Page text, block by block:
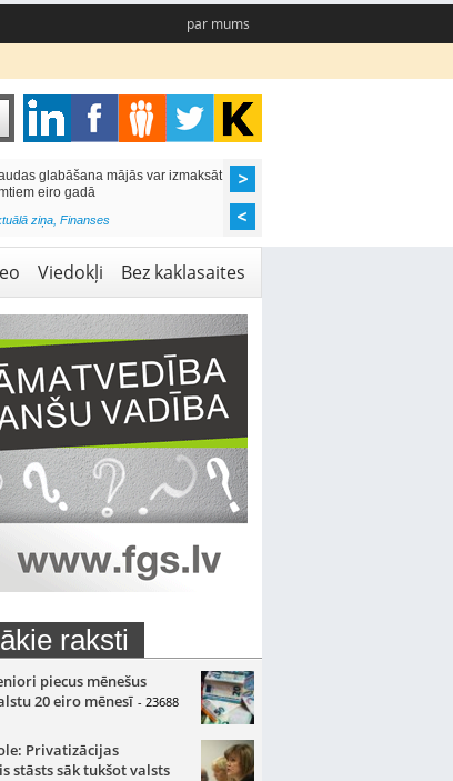
par mums
glabāšana mājās var izmaksāt
eiro gadā
ziņa, Finanses
Viedokļi Bez kaklasaites
raksti
piecus mēnešus
20 eiro mēnesī - 23688
Privatizācijas
stāsts sāk tukšot valsts